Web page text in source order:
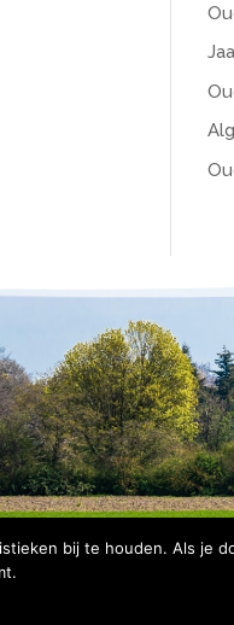
bij te houden. Als je